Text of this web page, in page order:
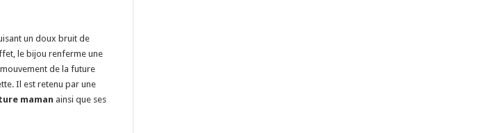
un doux bruit de
le bijou renferme une
de la future
Il est retenu par une
maman ainsi que ses